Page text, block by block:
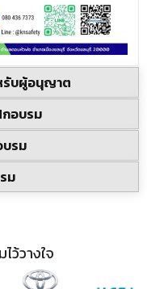
รับผู้อนุญาต
อบรม
รม
ม
ว้วางใจ